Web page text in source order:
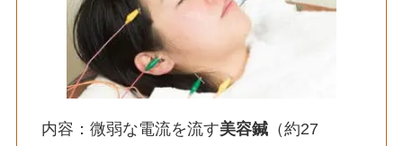
内容：微弱な電流を流す美容鍼（約27